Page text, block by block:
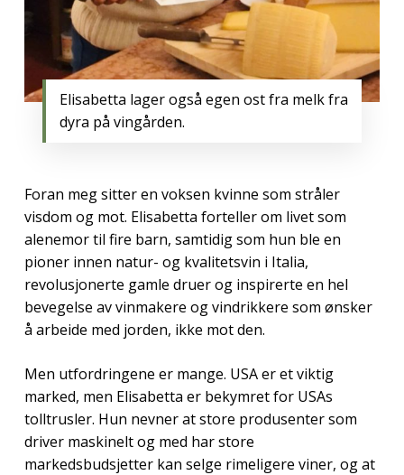
Elisabetta lager også egen ost fra melk fra
dyra på vingården.
Foran meg sitter en voksen kvinne som stråler
visdom og mot. Elisabetta forteller om livet som
alenemor til fire barn, samtidig som hun ble en
pioner innen natur- og kvalitetsvin i Italia,
revolusjonerte gamle druer og inspirerte en hel
bevegelse av vinmakere og vindrikkere som ønsker
å arbeide med jorden, ikke mot den.
Men utfordringene er mange. USA er et viktig
marked, men Elisabetta er bekymret for USAs
tolltrusler. Hun nevner at store produsenter som
driver maskinelt og med har store
markedsbudsjetter kan selge rimeligere viner, og at